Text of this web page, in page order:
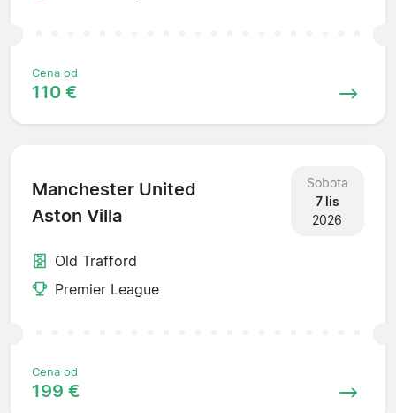
Cena od
110 €
Manchester United
Aston Villa
Sobota
7 lis
2026
Old Trafford
Premier League
Cena od
199 €